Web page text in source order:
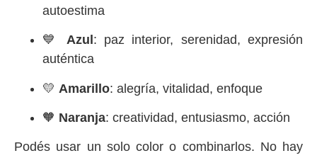
autoestima
💙 Azul : paz interior, serenidad, expresión
auténtica
💛 Amarillo: alegría, vitalidad, enfoque
🧡 Naranja: creatividad, entusiasmo, acción
Podés usar un solo color o combinarlos. No hay